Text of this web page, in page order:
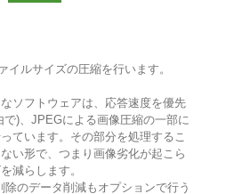
イルサイズの圧縮を行います。
ソフトウェアは、応答速度を優先
)、JPEGによる画像圧縮の一部に
ています。その部分を処理するこ
い形で、つまり画像劣化が起こら
減らします。
のデータ削減もオプションで行う